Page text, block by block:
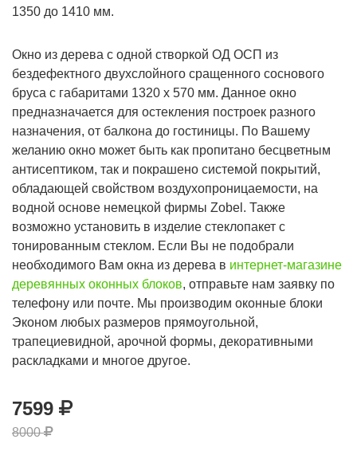
1350 до 1410 мм.
Окно из дерева с одной створкой ОД ОСП из
бездефектного двухслойного сращенного соснового
бруса с габаритами 1320 х 570 мм. Данное окно
предназначается для остекления построек разного
назначения, от балкона до гостиницы. По Вашему
желанию окно может быть как пропитано бесцветным
антисептиком, так и покрашено системой покрытий,
обладающей свойством воздухопроницаемости, на
водной основе немецкой фирмы Zobel. Также
возможно установить в изделие стеклопакет с
тонированным стеклом. Если Вы не подобрали
необходимого Вам окна из дерева в интернет-магазине
деревянных оконных блоков, отправьте нам заявку по
телефону или почте. Мы производим оконные блоки
Эконом любых размеров прямоугольной,
трапециевидной, арочной формы, декоративными
раскладками и многое другое.
7599
8000